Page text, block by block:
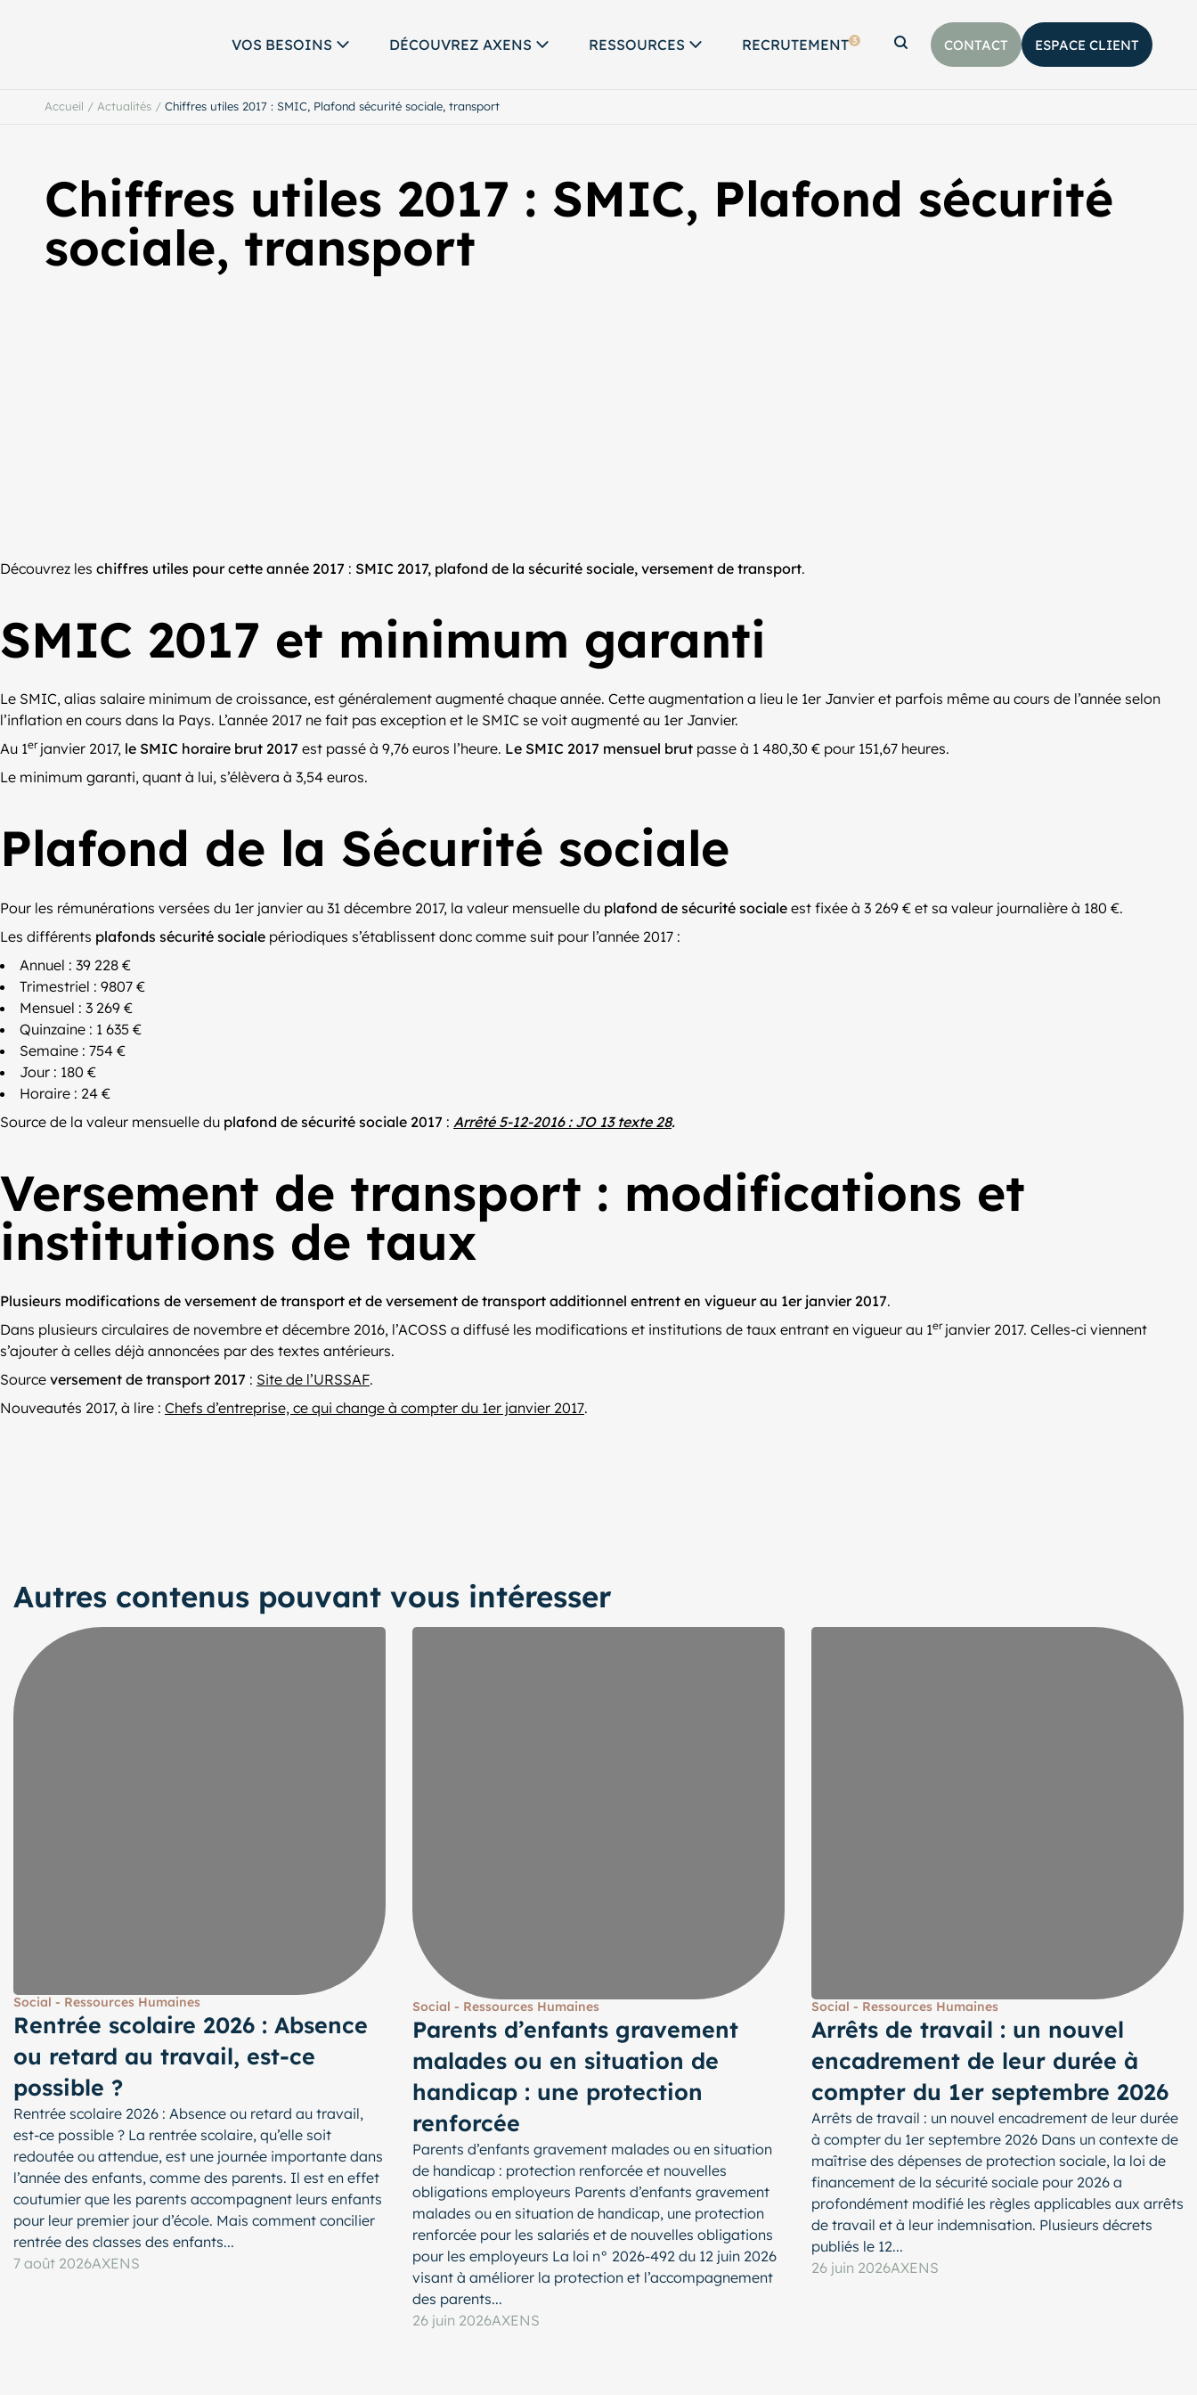
VOS BESOINS DÉCOUVREZ AXENS RESSOURCES RECRUTEMENT 3
Afficher la barre de recherche
CONTACT ESPACE CLIENT
Accueil / Actualités / Chiffres utiles 2017 : SMIC, Plafond sécurité sociale, transport
Chiffres utiles 2017 : SMIC, Plafond sécurité
sociale, transport
Découvrez les chiffres utiles pour cette année 2017 : SMIC 2017, plafond de la sécurité sociale, versement de transport.
SMIC 2017 et minimum garanti
Le SMIC, alias salaire minimum de croissance, est généralement augmenté chaque année. Cette augmentation a lieu le 1er Janvier et parfois même au cours de l’année selon
l’inflation en cours dans la Pays. L’année 2017 ne fait pas exception et le SMIC se voit augmenté au 1er Janvier.
Au 1er janvier 2017, le SMIC horaire brut 2017 est passé à 9,76 euros l’heure. Le SMIC 2017 mensuel brut passe à 1 480,30 € pour 151,67 heures.
Le minimum garanti, quant à lui, s’élèvera à 3,54 euros.
Plafond de la Sécurité sociale
Pour les rémunérations versées du 1er janvier au 31 décembre 2017, la valeur mensuelle du plafond de sécurité sociale est fixée à 3 269 € et sa valeur journalière à 180 €.
Les différents plafonds sécurité sociale périodiques s’établissent donc comme suit pour l’année 2017 :
Annuel : 39 228 €
Trimestriel : 9807 €
Mensuel : 3 269 €
Quinzaine : 1 635 €
Semaine : 754 €
Jour : 180 €
Horaire : 24 €
Source de la valeur mensuelle du plafond de sécurité sociale 2017 : Arrêté 5-12-2016 : JO 13 texte 28.
Versement de transport : modifications et
institutions de taux
Plusieurs modifications de versement de transport et de versement de transport additionnel entrent en vigueur au 1er janvier 2017.
Dans plusieurs circulaires de novembre et décembre 2016, l’ACOSS a diffusé les modifications et institutions de taux entrant en vigueur au 1er janvier 2017. Celles-ci viennent
s’ajouter à celles déjà annoncées par des textes antérieurs.
Source versement de transport 2017 : Site de l’URSSAF.
Nouveautés 2017, à lire : Chefs d’entreprise, ce qui change à compter du 1er janvier 2017.
Autres contenus pouvant vous intéresser
Social - Ressources Humaines
Rentrée scolaire 2026 : Absence
ou retard au travail, est-ce
possible ?
Rentrée scolaire 2026 : Absence ou retard au travail,
est-ce possible ? La rentrée scolaire, qu’elle soit
redoutée ou attendue, est une journée importante dans
l’année des enfants, comme des parents. Il est en effet
coutumier que les parents accompagnent leurs enfants
pour leur premier jour d’école. Mais comment concilier
rentrée des classes des enfants...
7 août 2026AXENS
Social - Ressources Humaines
Parents d’enfants gravement
malades ou en situation de
handicap : une protection
renforcée
Parents d’enfants gravement malades ou en situation
de handicap : protection renforcée et nouvelles
obligations employeurs Parents d’enfants gravement
malades ou en situation de handicap, une protection
renforcée pour les salariés et de nouvelles obligations
pour les employeurs La loi n° 2026-492 du 12 juin 2026
visant à améliorer la protection et l’accompagnement
des parents...
26 juin 2026AXENS
Social - Ressources Humaines
Arrêts de travail : un nouvel
encadrement de leur durée à
compter du 1er septembre 2026
Arrêts de travail : un nouvel encadrement de leur durée
à compter du 1er septembre 2026 Dans un contexte de
maîtrise des dépenses de protection sociale, la loi de
financement de la sécurité sociale pour 2026 a
profondément modifié les règles applicables aux arrêts
de travail et à leur indemnisation. Plusieurs décrets
publiés le 12...
26 juin 2026AXENS